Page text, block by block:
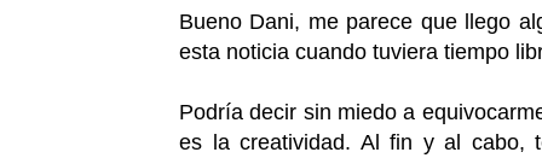
Bueno Dani, me parece que llego
esta noticia cuando tuviera tiempo
Podría decir sin miedo a
es la creatividad. Al fin y al cabo,